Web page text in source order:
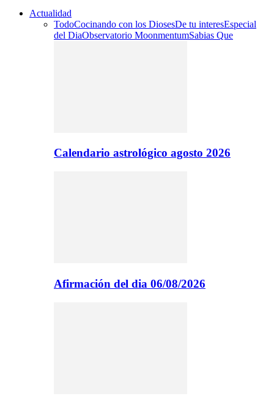
Actualidad
TodoCocinando con los DiosesDe tu interesEspecial
del DiaObservatorio MoonmentumSabias Que
Calendario astrológico agosto 2026
Afirmación del dia 06/08/2026